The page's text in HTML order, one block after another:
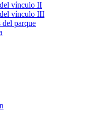
vínculo II
vínculo III
parque